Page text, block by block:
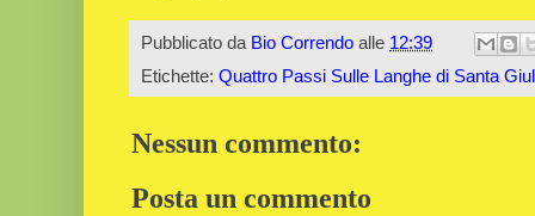
Pubblicato da Bio Correndo alle 12:39
Etichette: Quattro Passi Sulle Langhe di Santa
Nessun commento:
Posta un commento